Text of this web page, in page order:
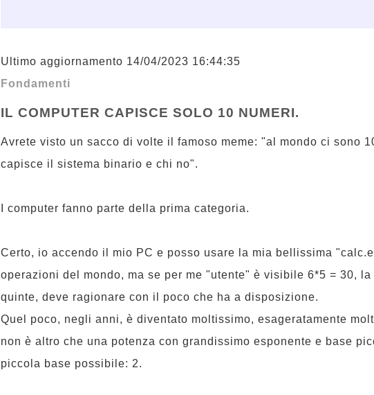
Ultimo aggiornamento 14/04/2023 16:44:35
Fondamenti
IL COMPUTER CAPISCE SOLO 10 NUMERI.
Avrete visto un sacco di volte il famoso meme: "al mondo ci sono
capisce il sistema binario e chi no".
I computer fanno parte della prima categoria.
Certo, io accendo il mio PC e posso usare la mia bellissima
operazioni del mondo, ma se per me "utente" è visibile 6*5 = 30,
quinte, deve ragionare con il poco che ha a disposizione.
Quel poco, negli anni, è diventato moltissimo, esageratamente
non è altro che una potenza con grandissimo esponente e base
piccola base possibile: 2.